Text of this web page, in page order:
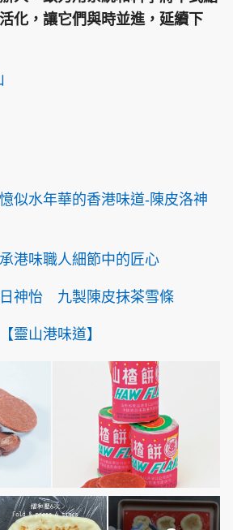
化，讓它們與時並進，延續下
似水年華的香港味道-陳皮洛神
港味職人細節中的匠心
日神怡 九製陳皮抹茶雪條
靈山港味道】